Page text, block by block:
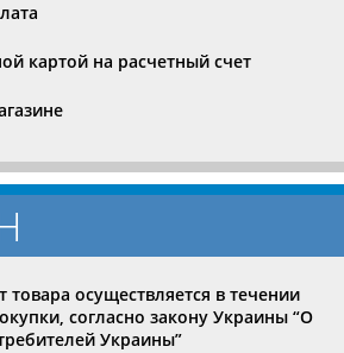
картой на расчетный счет
товара осуществляется в течении
согласно закону Украины “О
Украины”